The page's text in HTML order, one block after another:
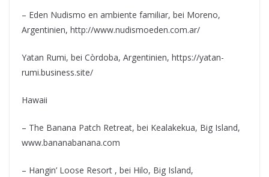
– Eden Nudismo en ambiente familiar, bei Moreno,
Argentinien, http://www.nudismoeden.com.ar/
Yatan Rumi, bei Còrdoba, Argentinien, https://yatan-
rumi.business.site/
Hawaii
– The Banana Patch Retreat, bei Kealakekua, Big Island,
www.bananabanana.com
– Hangin’ Loose Resort , bei Hilo, Big Island,